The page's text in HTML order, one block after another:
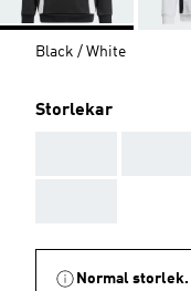
Black / White
Storlekar
Normal storlek.